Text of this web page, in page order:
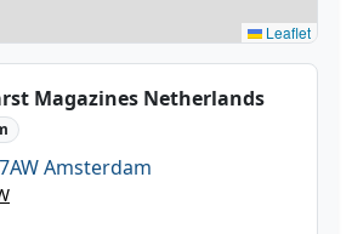
Leaflet
Magazines Netherlands
Amsterdam